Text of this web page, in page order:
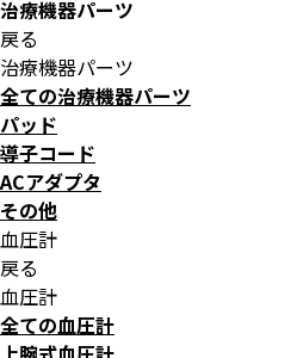
治療機器パーツ
戻る
治療機器パーツ
全ての治療機器パーツ
パッド
導子コード
ACアダプタ
その他
血圧計
戻る
血圧計
全ての血圧計